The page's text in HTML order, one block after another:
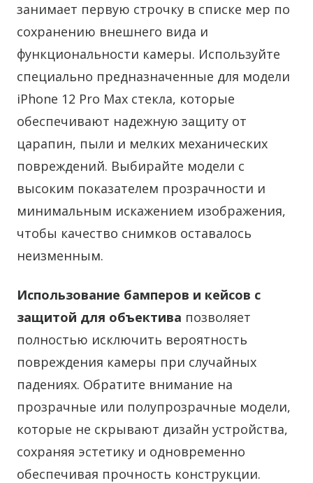
занимает первую строчку в списке мер по
сохранению внешнего вида и
функциональности камеры. Используйте
специально предназначенные для модели
iPhone 12 Pro Max стекла, которые
обеспечивают надежную защиту от
царапин, пыли и мелких механических
повреждений. Выбирайте модели с
высоким показателем прозрачности и
минимальным искажением изображения,
чтобы качество снимков оставалось
неизменным.
Использование бамперов и кейсов с
защитой для объектива позволяет
полностью исключить вероятность
повреждения камеры при случайных
падениях. Обратите внимание на
прозрачные или полупрозрачные модели,
которые не скрывают дизайн устройства,
сохраняя эстетику и одновременно
обеспечивая прочность конструкции.